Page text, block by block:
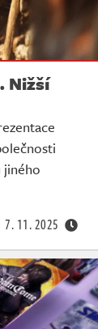
Nižší
jiného
7. 11. 2025